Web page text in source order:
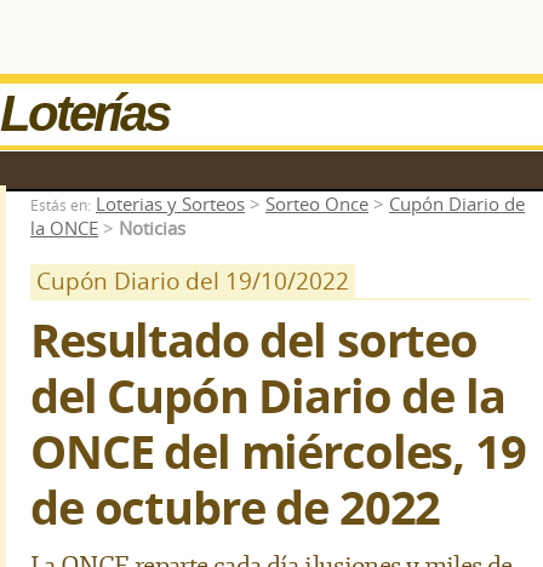
Loterías
Estás en: Loterias y Sorteos > Sorteo Once > Cupón Diario de
la ONCE > Noticias
Cupón Diario del 19/10/2022
Resultado del sorteo
del Cupón Diario de la
ONCE del miércoles, 19
de octubre de 2022